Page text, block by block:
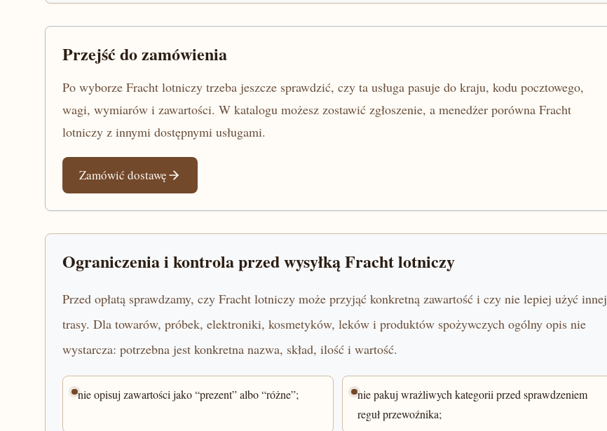
Przejść do zamówienia
Po wyborze Fracht lotniczy trzeba jeszcze sprawdzić, czy ta usługa pasuje do kraju, kodu pocztowego,
wagi, wymiarów i zawartości. W katalogu możesz zostawić zgłoszenie, a menedżer porówna Fracht
lotniczy z innymi dostępnymi usługami.
Zamówić dostawę
Ograniczenia i kontrola przed wysyłką Fracht lotniczy
Przed opłatą sprawdzamy, czy Fracht lotniczy może przyjąć konkretną zawartość i czy nie lepiej użyć innej
trasy. Dla towarów, próbek, elektroniki, kosmetyków, leków i produktów spożywczych ogólny opis nie
wystarcza: potrzebna jest konkretna nazwa, skład, ilość i wartość.
nie opisuj zawartości jako “prezent” albo “różne”;
nie pakuj wrażliwych kategorii przed sprawdzeniem
reguł przewoźnika;